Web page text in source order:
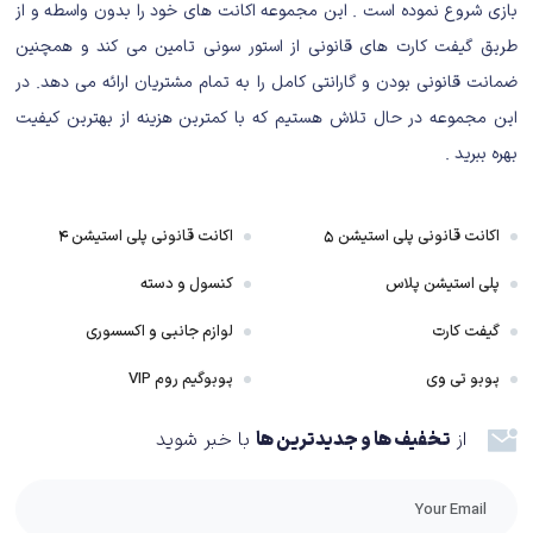
گیمر باید زمان بندی کند. اکشن و مبارزه در بازی وجود دارد و خشن نیست. بازی از
شهر نیویورک به عنوان مپ استفاده می‌کند و مکان‌های دیده شده در فیلم‌های
مارول، از جمله ازگارد، مالیبو، آفریقای جنوبی، دژ پرنده مارول، مزرعه بارتون،
واشنگتن و سوکویا نیز در بازی یافت می‌شوند.
این مراکز جنبه بازی زیادی دارند و دارای چندین مأموریت جانبی و مراحل مخفی،
بازی شروع نموده است . این مجموعه اکانت های خود را بدون واسطه و از
طریق گیفت کارت های قانونی از استور سونی تامین می کند و همچنین
ضمانت قانونی بودن و گارانتی کامل را به تمام مشتریان ارائه می دهد. در
این مجموعه در حال تلاش هستیم که با کمترین هزینه از بهترین کیفیت
بهره ببرید .
اکانت قانونی پلی استیشن ۵
پلی استیشن پلاس
گیفت کارت
پوبو تی وی
اکانت قانونی پلی استیشن ۴
کنسول و دسته
لوازم جانبی و اکسسوری
پوبوگیم روم VIP
از تخفیف ها و جدیدترین ها با خبر شوید